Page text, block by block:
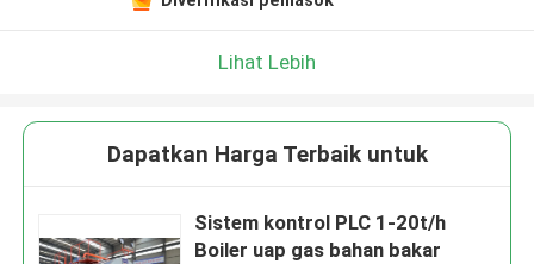
Lihat Lebih
Dapatkan Harga Terbaik untuk
Sistem kontrol PLC 1-20t/h
Boiler uap gas bahan bakar